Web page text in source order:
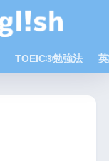
TOEIC®勉強法